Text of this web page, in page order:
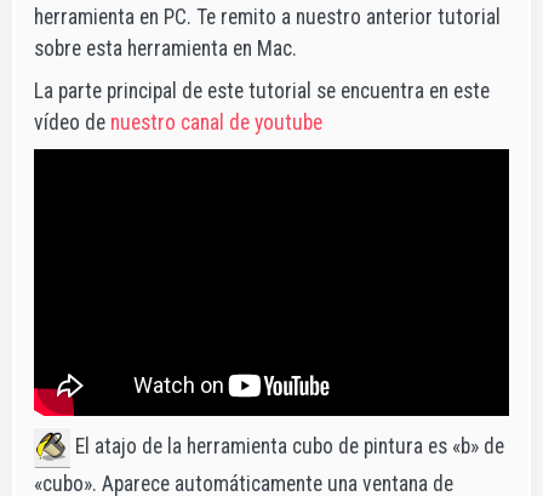
herramienta en PC. Te remito a nuestro anterior tutorial
sobre esta herramienta en Mac.
La parte principal de este tutorial se encuentra en este
vídeo de nuestro canal de youtube
El atajo de la herramienta cubo de pintura es «b» de
«cubo». Aparece automáticamente una ventana de